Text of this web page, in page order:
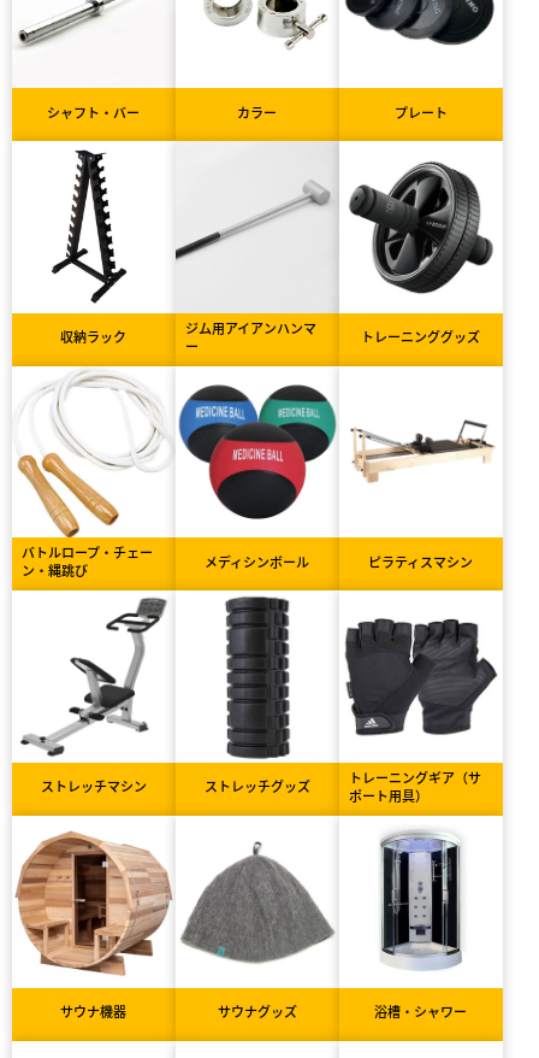
シャフト・バー カラー プレート
収納ラック
ジム用アイアンハンマ
ー
トレーニンググッズ
バトルロープ・チェー
ン・縄跳び
メディシンボール ピラティスマシン
ストレッチマシン ストレッチグッズ
トレーニングギア（サ
ポート用具）
サウナ機器 サウナグッズ 浴槽・シャワー